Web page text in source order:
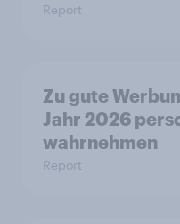
Report
Zu gute
Jahr 2026
wahrnehmen
Report